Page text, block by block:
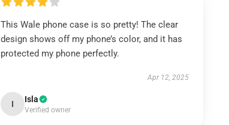
This Wale phone case is so pretty! The clear
design shows off my phone’s color, and it has
protected my phone perfectly.
Apr 12, 2025
I Isla
Verified owner